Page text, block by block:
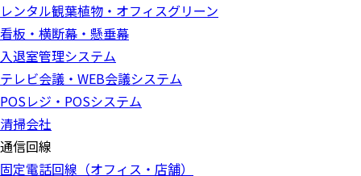
レンタル観葉植物・オフィスグリーン
看板・横断幕・懸垂幕
入退室管理システム
テレビ会議・WEB会議システム
POSレジ・POSシステム
清掃会社
通信回線
固定電話回線（オフィス・店舗）